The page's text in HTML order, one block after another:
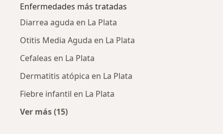
Enfermedades más tratadas
Diarrea aguda en La Plata
Otitis Media Aguda en La Plata
Cefaleas en La Plata
Dermatitis atópica en La Plata
Fiebre infantil en La Plata
Ver más (15)